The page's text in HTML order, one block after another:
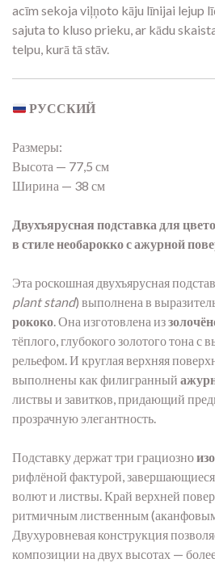
acīm sekoja viļņoto kāju līnijai lejup
sajuta to kluso prieku, ar kādu
telpu, kurā tā stāv.
РУССКИЙ
Размеры:
Высота — 77,5 см
Ширина — 38 см
Двухъярусная подставка для
в стиле необарокко с ажурной
Эта роскошная двухъярусная
plant stand) выполнена в
рококо. Она изготовлена из
тёплого, глубокого золотого тона
рельефом. И круглая верхняя
выполнены как филигранный
листвы и завитков, придающий
прозрачную элегантность.
Подставку держат три грациозно
рифлёной фактурой,
волют и листвы. Край верхней
ритмичным лиственным
Двухуровневая конструкция
композиции на двух высотах —